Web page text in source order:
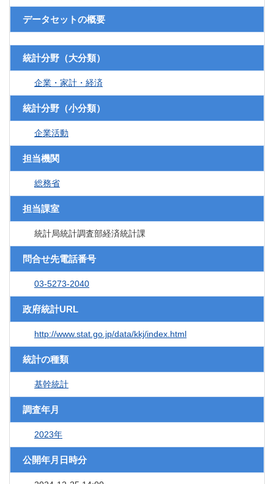
データセットの概要
統計分野（大分類）
企業・家計・経済
統計分野（小分類）
企業活動
担当機関
総務省
担当課室
統計局統計調査部経済統計課
問合せ先電話番号
03-5273-2040
政府統計URL
http://www.stat.go.jp/data/kkj/index.html
統計の種類
基幹統計
調査年月
2023年
公開年月日時分